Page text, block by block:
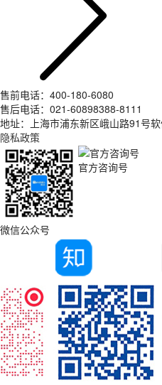
售前电话：400-180-6080
售后电话：021-60898388-8111
地址：上海市浦东新区峨山路91号
隐私政策
微信公众号
官方咨询号